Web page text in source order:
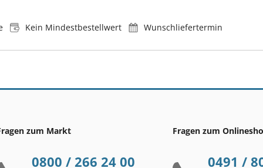
Kein Mindestbestellwert Wunschliefertermin
zum Markt
0800 / 266 24 00
Fragen zum
0491 /